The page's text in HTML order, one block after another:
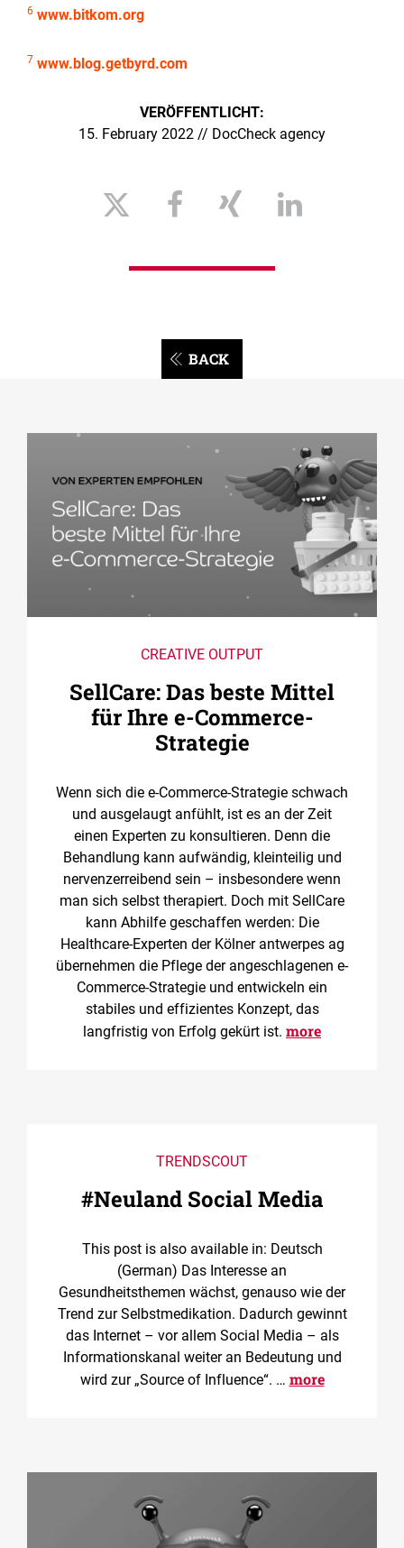
6 www.bitkom.org
7 www.blog.getbyrd.com
VERÖFFENTLICHT:
15. February 2022 // DocCheck agency
BACK
CREATIVE OUTPUT
SellCare: Das beste Mittel
für Ihre e-Commerce-
Strategie
Wenn sich die e-Commerce-Strategie schwach
und ausgelaugt anfühlt, ist es an der Zeit
einen Experten zu konsultieren. Denn die
Behandlung kann aufwändig, kleinteilig und
nervenzerreibend sein – insbesondere wenn
man sich selbst therapiert. Doch mit SellCare
kann Abhilfe geschaffen werden: Die
Healthcare-Experten der Kölner antwerpes ag
übernehmen die Pflege der angeschlagenen e-
Commerce-Strategie und entwickeln ein
stabiles und effizientes Konzept, das
langfristig von Erfolg gekürt ist. more
TRENDSCOUT
#Neuland Social Media
This post is also available in: Deutsch
(German) Das Interesse an
Gesundheitsthemen wächst, genauso wie der
Trend zur Selbstmedikation. Dadurch gewinnt
das Internet – vor allem Social Media – als
Informationskanal weiter an Bedeutung und
wird zur „Source of Influence“. … more